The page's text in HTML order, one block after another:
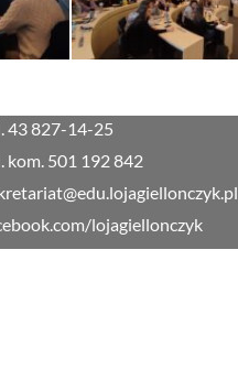
43 827-14-25
kom. 501 192 842
lojagiellonczyk